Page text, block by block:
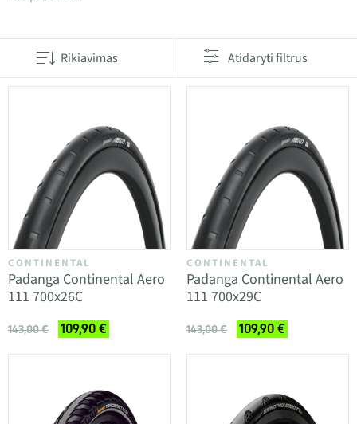
Rikiavimas Atidaryti filtrus
CONTINENTAL
Padanga Continental Aero
111 700x26C
143,00 € 109,90 €
CONTINENTAL
Padanga Continental Aero
111 700x29C
143,00 € 109,90 €